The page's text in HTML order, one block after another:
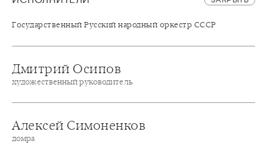
Государственный Русский народный оркестр СССР
Дмитрий Осипов
художественный руководитель
Алексей Симоненков
домра